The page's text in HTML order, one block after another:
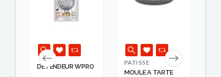
DETENDEUR WPRO
PATISSE
MOULE A TARTE